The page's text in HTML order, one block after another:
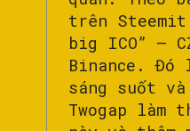
trên
big ICO” –
Binance. Đó
sáng suốt
Twogap làm